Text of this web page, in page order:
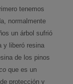
tenemos
normalmente
un árbol sufrió
y liberó resina
de los pinos
que es un
protección y